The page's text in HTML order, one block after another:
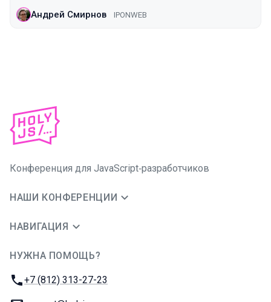
Андрей Смирнов IPONWEB
Конференция для JavaScript‑разработчиков
НАШИ КОНФЕРЕНЦИИ
НАВИГАЦИЯ
НУЖНА ПОМОЩЬ?
Телефон:
+7 (812) 313-27-23